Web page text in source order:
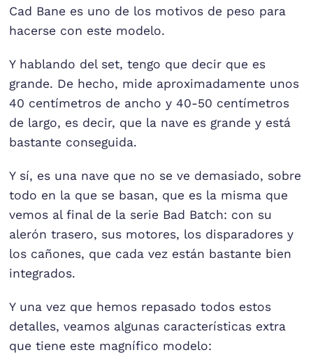
Cad Bane es uno de los motivos de peso para
hacerse con este modelo.
Y hablando del set, tengo que decir que es
grande. De hecho, mide aproximadamente unos
40 centímetros de ancho y 40-50 centímetros
de largo, es decir, que la nave es grande y está
bastante conseguida.
Y sí, es una nave que no se ve demasiado, sobre
todo en la que se basan, que es la misma que
vemos al final de la serie Bad Batch: con su
alerón trasero, sus motores, los disparadores y
los cañones, que cada vez están bastante bien
integrados.
Y una vez que hemos repasado todos estos
detalles, veamos algunas características extra
que tiene este magnífico modelo: